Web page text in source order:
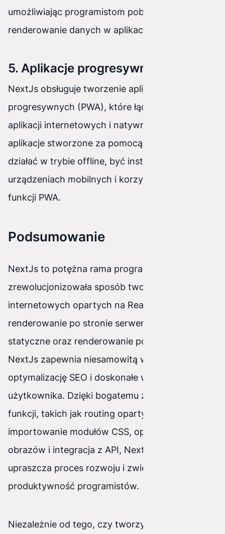
umożliwiając programistom pobieranie i
renderowanie danych w aplikacji.
5. Aplikacje progresywne (PWA)
NextJs obsługuje tworzenie aplikacji
progresywnych (PWA), które łączą zalety
aplikacji internetowych i natywnych. Dzięki temu
aplikacje stworzone za pomocą NextJs mogą
działać w trybie offline, być instalowane na
urządzeniach mobilnych i korzystać z innych
funkcji PWA.
Podsumowanie
NextJs to potężna rama programistyczna, która
zrewolucjonizowała sposób tworzenia aplikacji
internetowych opartych na React. Oferując
renderowanie po stronie serwera, generowanie
statyczne oraz renderowanie po stronie klienta,
NextJs zapewnia niesamowitą wydajność,
optymalizację SEO i doskonałe wrażenia
użytkownika. Dzięki bogatemu zestawowi
funkcji, takich jak routing oparty na plikach,
importowanie modułów CSS, optymalizacja
obrazów i integracja z API, NextJs znacznie
upraszcza proces rozwoju i zwiększa
produktywność programistów.
Niezależnie od tego, czy tworzysz prostą stronę